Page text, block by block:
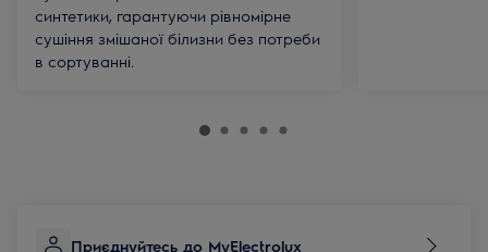
синтетики, гарантуючи рівномірне
сушіння змішаної білизни без потреби
в сортуванні.
Приєднуйтесь до MyElectrolux